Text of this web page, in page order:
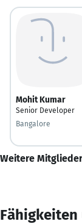
Mohit Kumar
Senior Developer
Bangalore
Weitere Mitglieder